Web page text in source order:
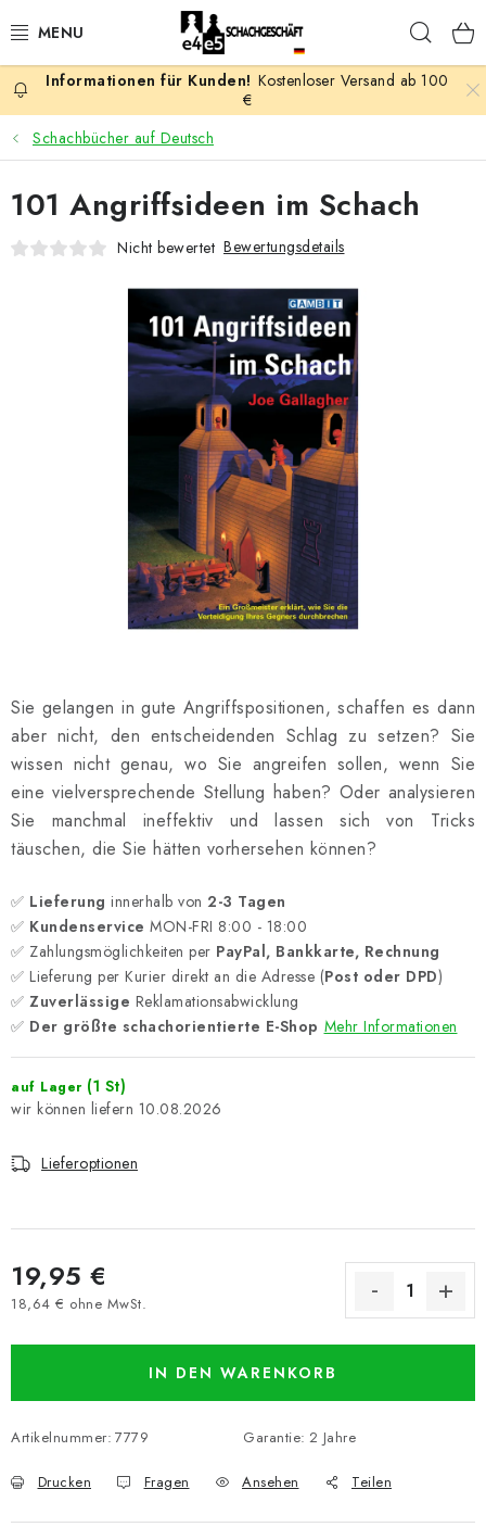
Inhalt
AKTION
SCHACHSPIELE
SCHACHFIGUREN
SCHACHBRETTER
SCHACHUHREN
SCHACHBÜCHER
SCHACH-ANTIQUITÄTENLADEN
SCHACH-MERCH
SCHACH GESCHENKE
KONTAKT
Kontakt FAQ Über uns
Schachblog
Geschäftsbedingungen
Kostenloser Versand ab 100
€
Schachbücher auf Deutsch
Sie gelangen in gute Angriffspositionen, schaffen es dann
aber nicht, den entscheidenden Schlag zu setzen? Sie
wissen nicht genau, wo Sie angreifen sollen, wenn Sie
eine vielversprechende Stellung haben? Oder analysieren
Sie manchmal ineffektiv und lassen sich von Tricks
täuschen, die Sie hätten vorhersehen können?
✅ Lieferung innerhalb von 2-3 Tagen
✅ Kundenservice MON-FRI 8:00 - 18:00
✅ Zahlungsmöglichkeiten per PayPal, Bankkarte, Rechnung
✅ Lieferung per Kurier direkt an die Adresse (Post oder DPD)
✅ Zuverlässige Reklamationsabwicklung
✅ Der größte schachorientierte E-Shop Mehr Informationen
auf Lager (1 St)
10.08.2026
Lieferoptionen
19,95 €
18,64 € ohne MwSt.
IN DEN WARENKORB
Artikelnummer: 7779 Garantie: 2 Jahre
Drucken Fragen Ansehen Teilen
101 Angriffsideen im Schach
Nicht bewertet Bewertungsdetails